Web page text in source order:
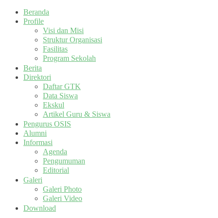
Beranda
Profile
Visi dan Misi
Struktur Organisasi
Fasilitas
Program Sekolah
Berita
Direktori
Daftar GTK
Data Siswa
Ekskul
Artikel Guru & Siswa
Pengurus OSIS
Alumni
Informasi
Agenda
Pengumuman
Editorial
Galeri
Galeri Photo
Galeri Video
Download